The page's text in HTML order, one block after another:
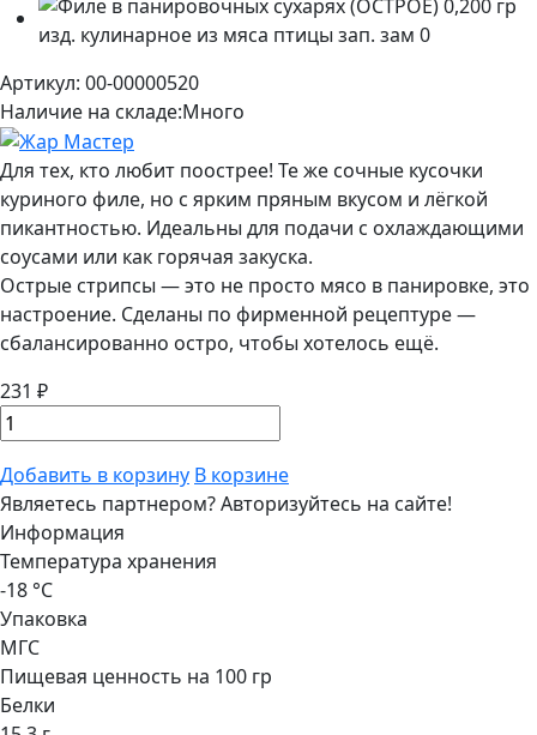
Артикул: 00-00000520
Наличие на складе:Много
Для тех, кто любит поострее! Те же сочные кусочки
куриного филе, но с ярким пряным вкусом и лёгкой
пикантностью. Идеальны для подачи с охлаждающими
соусами или как горячая закуска.
Острые стрипсы — это не просто мясо в панировке, это
настроение. Сделаны по фирменной рецептуре —
сбалансированно остро, чтобы хотелось ещё.
231 ₽
Добавить в корзину В корзине
Являетесь партнером?Авторизуйтесь на сайте!
Информация
Температура хранения
-18 °С
Упаковка
МГС
Пищевая ценность на 100 гр
Белки